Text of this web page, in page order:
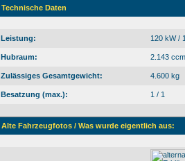
Technische Daten
Leistung: 120 kW /
Hubraum: 2.143 ccm
Zulässiges Gesamtgewicht: 4.600 kg
Besatzung (max.): 1 / 1
Alte Fahrzeugfotos / Was wurde eigentlich aus: